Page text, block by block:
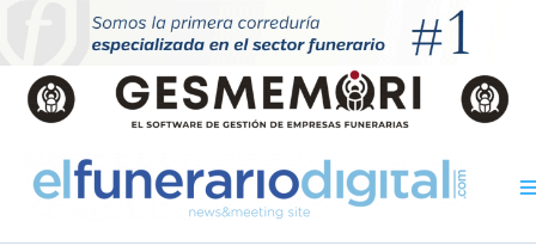
contenido